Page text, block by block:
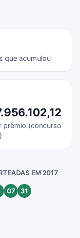
que acumulou
prêmio (concurso
EM 2017
07 31